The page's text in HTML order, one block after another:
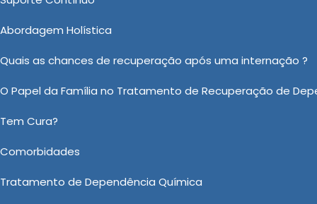
Abordagem Holística
Quais as chances de recuperação após uma internação ?
O Papel da Família no Tratamento de Recuperação de
Tem Cura?
Comorbidades
Tratamento de Dependência Química
a Casa Vida Nova se dispõe a adquirir os
o objetivo de viabilizar tanto Tratamento
Plano de Saúde, quanto Clinica de Reabilitação Pelo
Entre em contato e faça uma cotação.